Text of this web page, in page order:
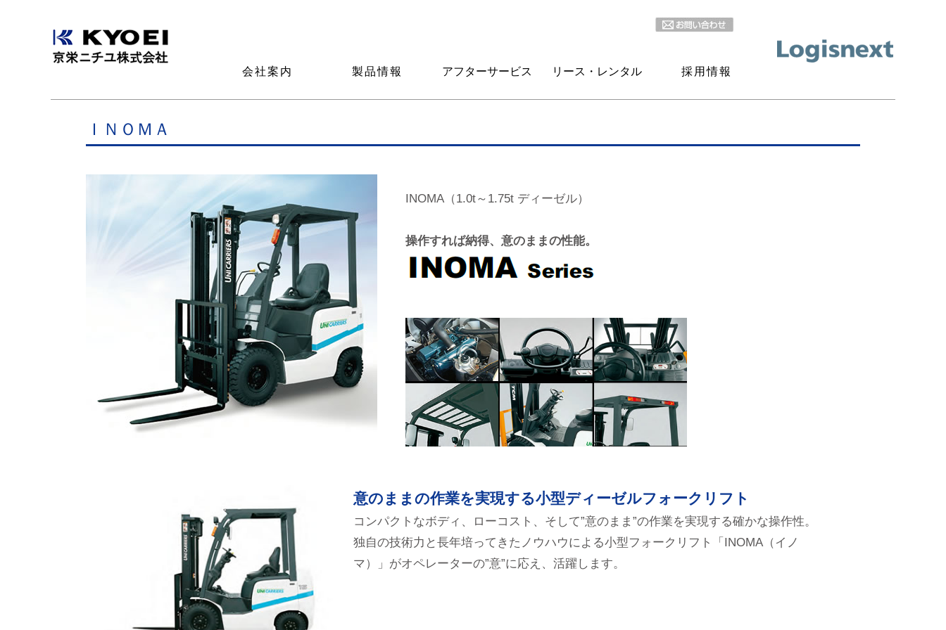
採用情報
リース・レンタル
アフターサービス
製品情報
会社案内
ＩＮＯＭＡ
INOMA（1.0t～1.75t ディーゼル）
操作すれば納得、意のままの性能。
意のままの作業を実現する小型ディーゼルフォークリフト
コンパクトなボディ、ローコスト、そして”意のまま”の作業を実現する確かな操作性。
独自の技術力と長年培ってきたノウハウによる小型フォークリフト「INOMA（イノ
マ）」がオペレーターの”意”に応え、活躍します。